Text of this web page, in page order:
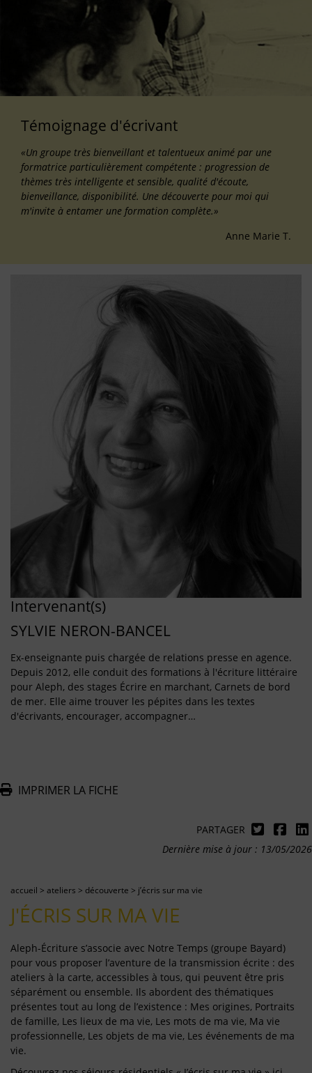
Témoignage d'écrivant
«Un groupe très bienveillant et talentueux animé par une
formatrice particulièrement compétente : progression de
thèmes très intelligente et sensible, qualité d'écoute,
bienveillance, disponibilité. Une découverte pour moi qui
m'invite à entamer une formation complète.»
Anne Marie T.
Intervenant(s)
SYLVIE NERON-BANCEL
Ex-enseignante puis chargée de relations presse en agence.
Depuis 2012, elle conduit des formations à l'écriture littéraire
pour Aleph, des stages Écrire en marchant, Carnets de bord
de mer. Elle aime trouver les pépites dans les textes
d'écrivants, encourager, accompagner…
IMPRIMER LA FICHE
PARTAGER
Dernière mise à jour : 13/05/2026
accueil > ateliers > découverte > j’écris sur ma vie
J'ÉCRIS SUR MA VIE
Aleph-Écriture s’associe avec Notre Temps (groupe Bayard)
pour vous proposer l’aventure de la transmission écrite : des
ateliers à la carte, accessibles à tous, qui peuvent être pris
séparément ou ensemble. Ils abordent des thématiques
présentes tout au long de l’existence : Mes origines, Portraits
de famille, Les lieux de ma vie, Les mots de ma vie, Ma vie
professionnelle, Les objets de ma vie, Les événements de ma
vie.